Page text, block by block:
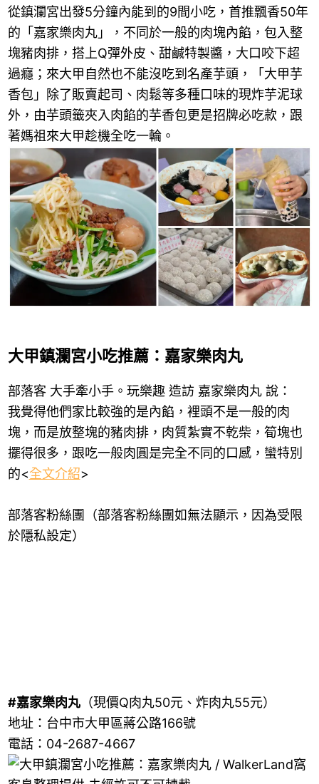
從鎮瀾宮出發5分鐘內能到的9間小吃，首推飄香50年
的「嘉家樂肉丸」，不同於一般的肉塊內餡，包入整
塊豬肉排，搭上Q彈外皮、甜鹹特製醬，大口咬下超
過癮；來大甲自然也不能沒吃到名產芋頭，「大甲芋
香包」除了販賣起司、肉鬆等多種口味的現炸芋泥球
外，由芋頭籤夾入肉餡的芋香包更是招牌必吃款，跟
著媽祖來大甲趁機全吃一輪。
大甲鎮瀾宮小吃推薦：嘉家樂肉丸
部落客 大手牽小手。玩樂趣 造訪 嘉家樂肉丸 說：
我覺得他們家比較強的是內餡，裡頭不是一般的肉
塊，而是放整塊的豬肉排，肉質紮實不乾柴，筍塊也
擺得很多，跟吃一般肉圓是完全不同的口感，蠻特別
的<全文介紹>
部落客粉絲團（部落客粉絲團如無法顯示，因為受限
於隱私設定）
#嘉家樂肉丸（現價Q肉丸50元、炸肉丸55元）
地址：台中市大甲區蔣公路166號
電話：04-2687-4667